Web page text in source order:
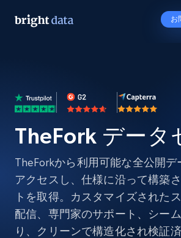
お
TheFork データ
TheForkから利用可能な全公開デ
アクセスし、仕様に沿って構築
トを取得。カスタマイズされた
配信、専門家のサポート、シー
り、クリーンで構造化され検証